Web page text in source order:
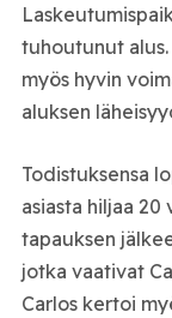
tuhoutunut
myös hyvin
aluksen
Todistuksensa
asiasta hiljaa 20
tapauksen
jotka vaativat
Carlos kertoi